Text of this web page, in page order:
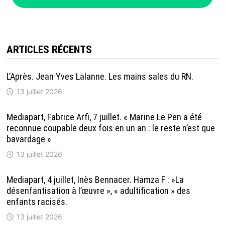
ARTICLES RÉCENTS
L’Après. Jean Yves Lalanne. Les mains sales du RN.
13 juillet 2026
Mediapart, Fabrice Arfi, 7 juillet. « Marine Le Pen a été
reconnue coupable deux fois en un an : le reste n’est que
bavardage »
13 juillet 2026
Mediapart, 4 juillet, Inès Bennacer. Hamza F : »La
désenfantisation à l’œuvre », « adultification » des
enfants racisés.
13 juillet 2026